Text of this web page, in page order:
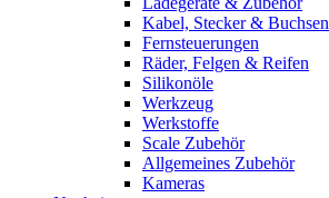
Kabel, Stecker & Buchsen
Fernsteuerungen
Räder, Felgen & Reifen
Silikonöle
Werkzeug
Werkstoffe
Scale Zubehör
Allgemeines Zubehör
Kameras